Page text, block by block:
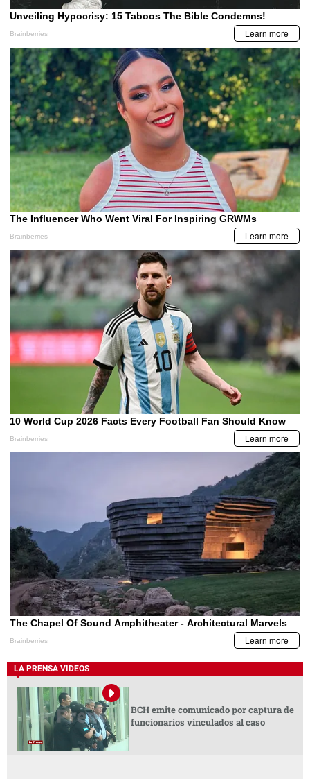
LA PRENSA VIDEOS
BCH emite comunicado por captura de
funcionarios vinculados al caso